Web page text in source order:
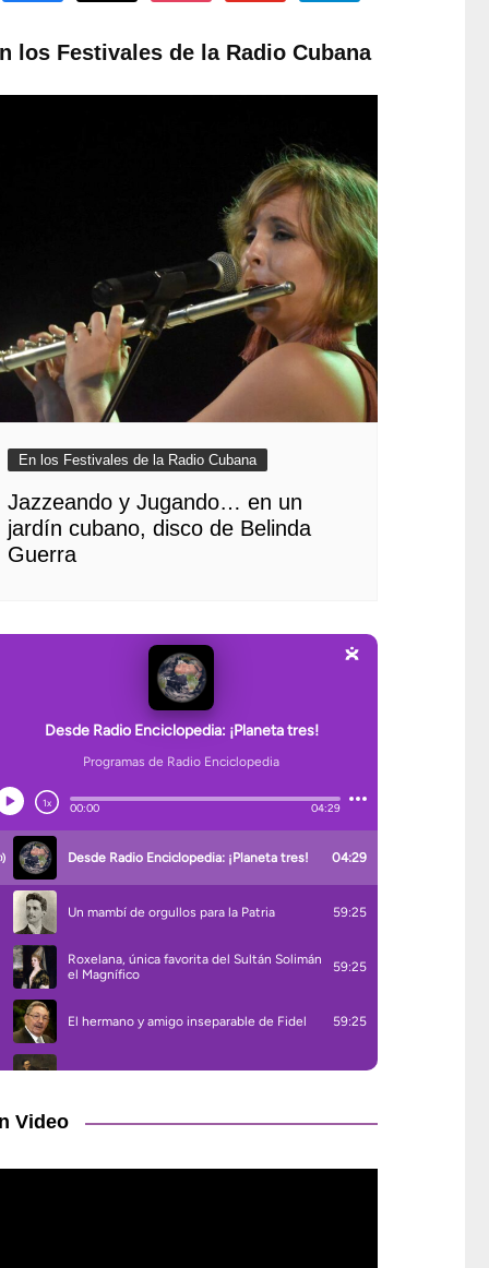
los Festivales de la Radio Cubana
En los Festivales de la Radio Cubana
Jazzeando y Jugando… en un
jardín cubano, disco de Belinda
Guerra
Video